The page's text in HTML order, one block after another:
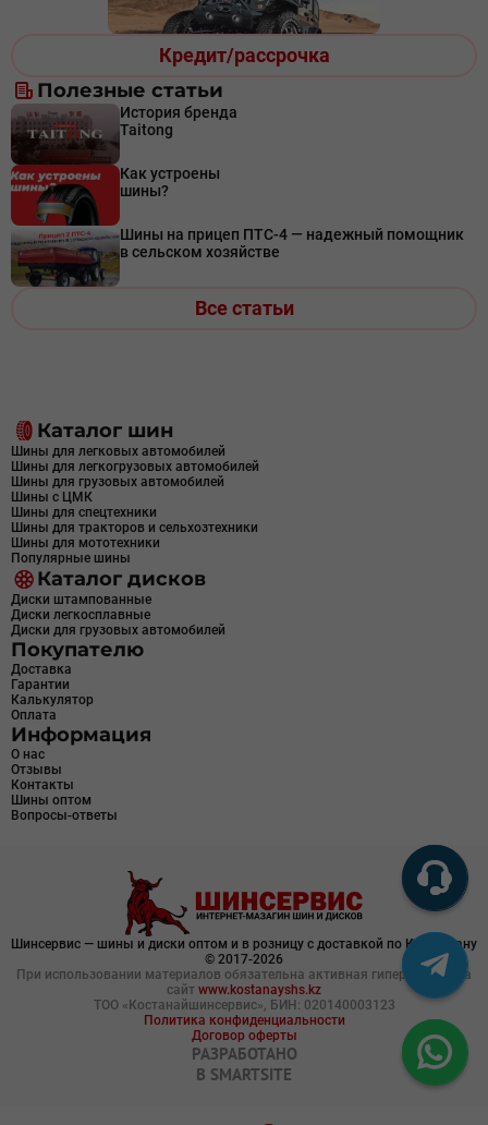
Кредит/рассрочка
Полезные статьи
История бренда
Taitong
Как устроены
шины?
Шины на прицеп ПТС-4 — надежный помощник
в сельском хозяйстве
Все статьи
Каталог шин
Шины для легковых автомобилей
Шины для легкогрузовых автомобилей
Шины для грузовых автомобилей
Шины с ЦМК
Шины для спецтехники
Шины для тракторов и сельхозтехники
Шины для мототехники
Популярные шины
Каталог дисков
Диски штампованные
Диски легкосплавные
Диски для грузовых автомобилей
Покупателю
Доставка
Гарантии
Калькулятор
Оплата
Информация
О нас
Отзывы
Контакты
Шины оптом
Вопросы-ответы
Шинсервис — шины и диски оптом и в розницу с доставкой по Казахстану
© 2017-2026
При использовании материалов обязательна активная гиперссылка на
сайт www.kostanayshs.kz
ТОО «Костанайшинсервис», БИН: 020140003123
Политика конфиденциальности
Договор оферты
РАЗРАБОТАНО
В SMARTSITE